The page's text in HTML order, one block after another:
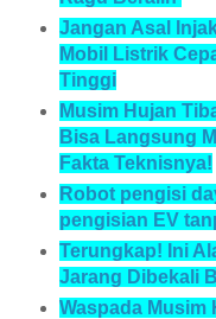
Jangan Asal
Mobil Listrik
Tinggi
Musim Hujan
Bisa Langsung
Fakta Teknisnya!
Robot pengisi
pengisian EV
Terungkap! Ini
Jarang Dibekali
Waspada Musim